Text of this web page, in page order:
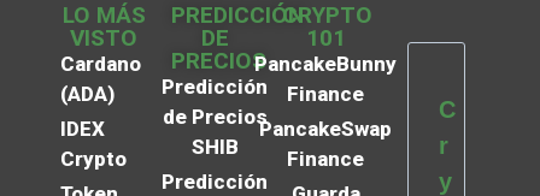
LO MÁS
VISTO
Cardano
(ADA)
IDEX
Crypto
PREDICCIÓN
DE
PRECIOS
Predicción
de Precios
SHIB
Predicción
CRYPTO
101
PancakeBunny
Finance
PancakeSwap
Finance
C
r
y